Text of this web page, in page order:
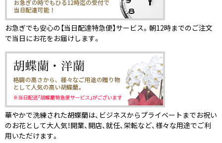
お急ぎでも安心の【当日配達特急便】サービス。朝12時までのご注文
で当日にお花をお届けします。
華やかで洗練された胡蝶蘭は、ビジネスからプライベートまでお祝い
のお花として大人気！開業、開店、就任、栄転など、様々な用途でご利
用いただけます。